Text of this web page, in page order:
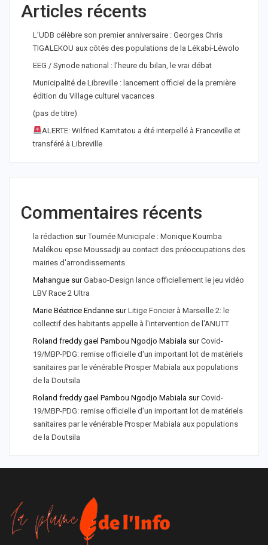
Articles récents
L’UDB célèbre son premier anniversaire : Georges Chris
TIGALEKOU aux côtés des populations de la Lékabi-Léwolo
EEG / Synode national : l’heure du bilan, le vrai débat
Municipalité de Libreville : lancement officiel de la première
édition du Village culturel vacances
(pas de titre)
ALERTE: Wilfried Kamitatou a été interpellé à Franceville et
transféré à Libreville
Commentaires récents
la rédaction surTournée Municipale : Monique Koumba
Malékou epse Moussadji au contact des préoccupations des
mairies d'arrondissements
Mahangue surGabao-Design lance officiellement le jeu vidéo
LBV Race 2 Ultra
Marie Béatrice Endanne surLitige Foncier à Marseille 2: le
collectif des habitants appelle à l'intervention de l'ANUTT
Roland freddy gael Pambou Ngodjo Mabiala surCovid-
19/MBP-PDG: remise officielle d'un important lot de matériels
sanitaires par le vénérable Prosper Mabiala aux populations
de la Doutsila
Roland freddy gael Pambou Ngodjo Mabiala surCovid-
19/MBP-PDG: remise officielle d’un important lot de matériels
sanitaires par le vénérable Prosper Mabiala aux populations
de la Doutsila